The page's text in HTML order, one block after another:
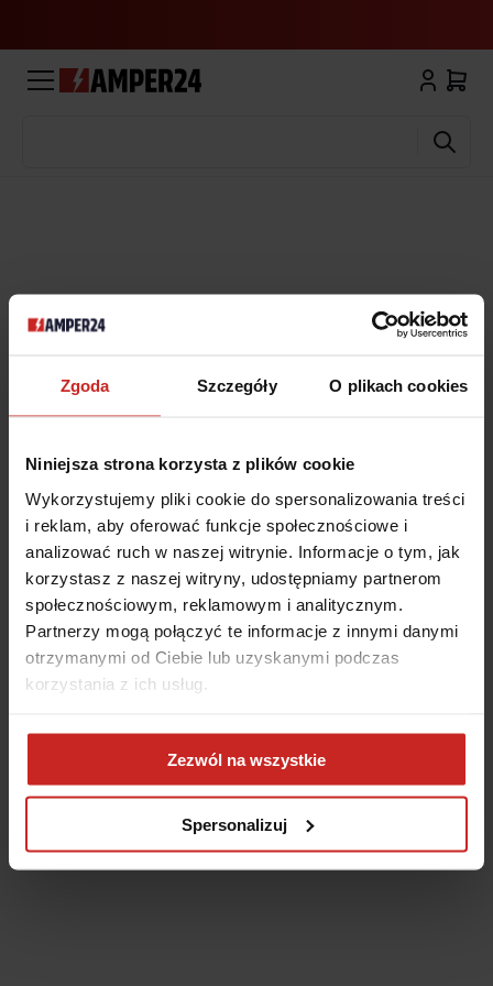
Zgoda Szczegóły O plikach cookies
Niniejsza strona korzysta z plików cookie
Wykorzystujemy pliki cookie do spersonalizowania treści
i reklam, aby oferować funkcje społecznościowe i
analizować ruch w naszej witrynie. Informacje o tym, jak
korzystasz z naszej witryny, udostępniamy partnerom
społecznościowym, reklamowym i analitycznym.
Partnerzy mogą połączyć te informacje z innymi danymi
otrzymanymi od Ciebie lub uzyskanymi podczas
korzystania z ich usług.
Zezwól na wszystkie
Spersonalizuj
browser console for more information)